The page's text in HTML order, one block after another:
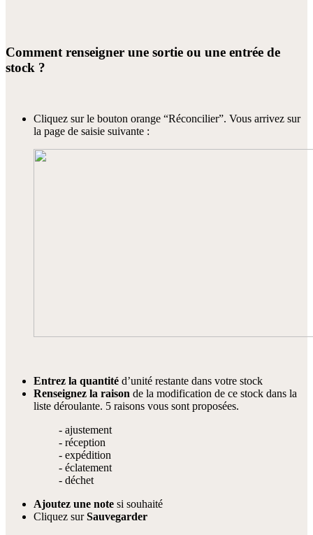
Comment renseigner une sortie ou une entrée de
stock ?
Cliquez sur le bouton orange “Réconcilier”. Vous arrivez sur
la page de saisie suivante :
Entrez la quantité d’unité restante dans votre stock
Renseignez la raison de la modification de ce stock dans la
liste déroulante. 5 raisons vous sont proposées.
- ajustement
- réception
- expédition
- éclatement
- déchet
Ajoutez une note si souhaité
Cliquez surSauvegarder